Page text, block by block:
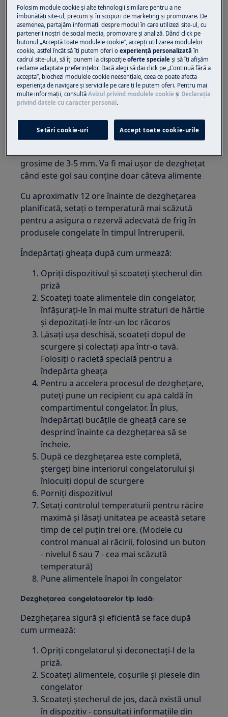
priză
Porniți din nou produsul și așteptați până
când ajunge la temperatura setată. De
obicei durează 4-6 ore
Nu folosiți niciodată obiecte ascuțite pentru a
îndepărta gheața! Acest lucru poate deteriora
dispozitivul sau poate cauza scurgeri în
sistemul de răcire!
Dezghețarea congelatorului:
Congelatorul trebuie dezghețat atunci când
grosime de 3-5 mm. Va fi mai ușor de dezghețat
când este gol sau conține doar câteva alimente
Cu aproximativ 12 ore înainte de dezghețarea
planificată, setați o temperatură mai scăzută
pentru a asigura o rezervă adecvată de frig în
produsele congelate în timpul întreruperii.
Îndepărtați gheața după cum urmează:
Opriți dispozitivul și scoateți ștecherul din
priză
Scoateți toate alimentele din congelator,
înfășurați-le în mai multe straturi de hârtie
și depozitați-le într-un loc răcoros
Lăsați ușa deschisă, scoateți dopul de
scurgere și colectați apa într-o tavă.
Folosiți o racletă specială pentru a
îndepărta gheața
Pentru a accelera procesul de dezghețare,
puteți pune un recipient cu apă caldă în
compartimentul congelator. În plus,
îndepărtați bucățile de gheață care se
desprind înainte ca dezghețarea să se
încheie.
După ce dezghețarea este completă,
ștergeți bine interiorul congelatorului și
înlocuiți dopul de scurgere
Porniți dispozitivul
Setați controlul temperaturii pentru răcire
maximă și lăsați unitatea pe această setare
timp de cel puțin trei ore. (Modele cu
control manual al răcirii, folosind un buton
- nivelul 6 sau 7 - cea mai scăzută
temperatură)
Pune alimentele înapoi în congelator
Dezghețarea congelatoarelor tip ladă:
Dezghețarea sigură și eficientă se face după
cum urmează:
Opriți congelatorul și deconectați-l de la
priză.
Scoateți alimentele, coșurile și piesele din
congelator
Scoateți ștecherul de jos, dacă există unul
în dispozitiv - consultați informațiile din
Folosim module cookie și alte tehnologii similare pentru a ne
îmbunătăţi site-ul, precum și în scopuri de marketing și promovare. De
asemenea, partajăm informaţii despre modul în care utilizezi site-ul, cu
partenerii noștri de social media, promovare și analiză. Dând click pe
butonul „Acceptă toate modulele cookie”, accepţi utilizarea modulelor
cookie, astfel încât să îţi putem oferi oexperienţă personalizată în
cadrul site-ului, să îţi punem la dispoziţieoferte speciale și să îţi afișăm
reclame adaptate preferinţelor. Dacă alegi să dai click pe „Continuă fără a
accepta”, blochezi modulele cookie neesenţiale, ceea ce poate afecta
experienţa de navigare și serviciile pe care ţi le putem oferi. Pentru mai
multe informaţii, consultăAvizul privind modulele cookie și Declaraţia
privind datele cu caracter personal.
Setări cookie-uri Accept toate cookie-urile